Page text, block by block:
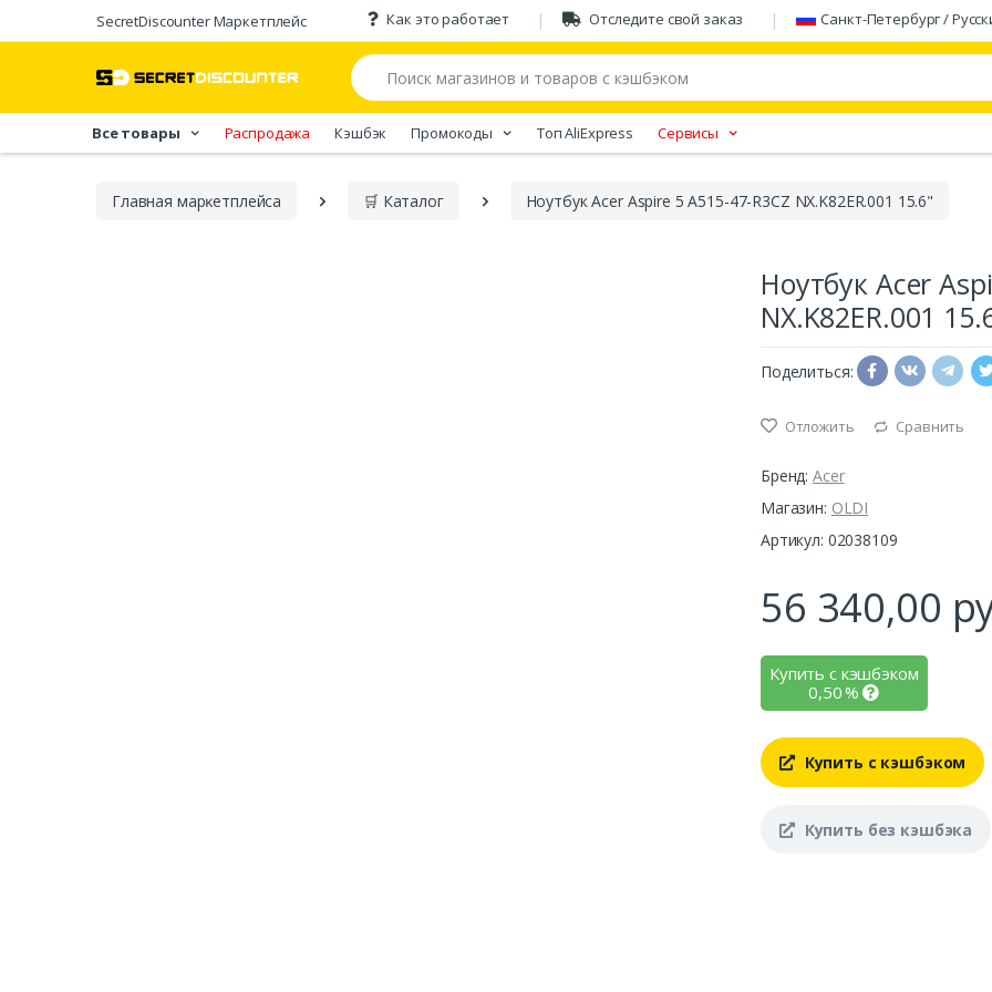
SecretDiscounter Маркетплейс Как это работает Отследите свой заказ Санкт-Петербург /
Все товары Распродажа Кэшбэк Промокоды Tоп AliExpress Сервисы
Главная марĸетплейса 🛒 Каталог Ноутбук Acer Aspire 5 A515-47-R3CZ NX.K82ER.001 15.6"
Ноутбук Acer
NX.K82ER.001
Поделиться:
Отложить Сравнить
Бренд: Acer
Магазин: OLDI
Артикул: 02038109
56 340,00
Купить с кэшбэком
0,50%
Купить с кэшбэком
Купить без кэшбэка